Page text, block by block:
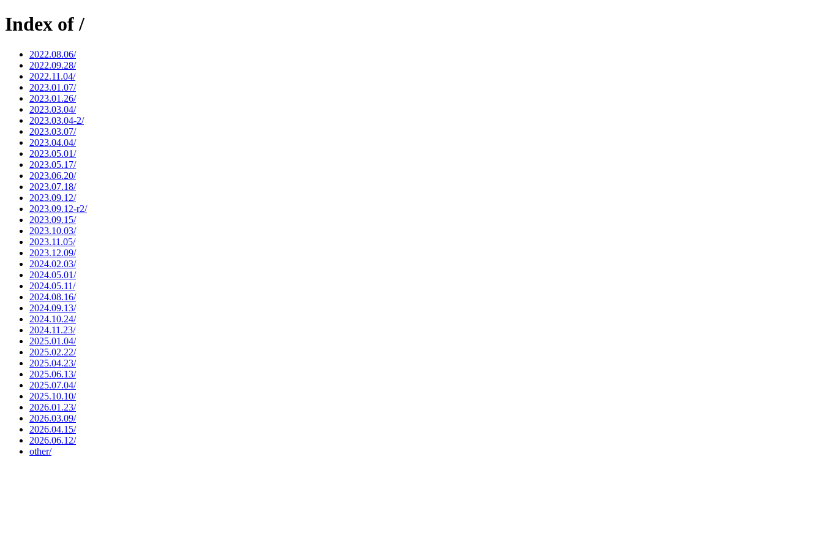
Index of /
2022.08.06/
2022.09.28/
2022.11.04/
2023.01.07/
2023.01.26/
2023.03.04/
2023.03.04-2/
2023.03.07/
2023.04.04/
2023.05.01/
2023.05.17/
2023.06.20/
2023.07.18/
2023.09.12/
2023.09.12-r2/
2023.09.15/
2023.10.03/
2023.11.05/
2023.12.09/
2024.02.03/
2024.05.01/
2024.05.11/
2024.08.16/
2024.09.13/
2024.10.24/
2024.11.23/
2025.01.04/
2025.02.22/
2025.04.23/
2025.06.13/
2025.07.04/
2025.10.10/
2026.01.23/
2026.03.09/
2026.04.15/
2026.06.12/
other/